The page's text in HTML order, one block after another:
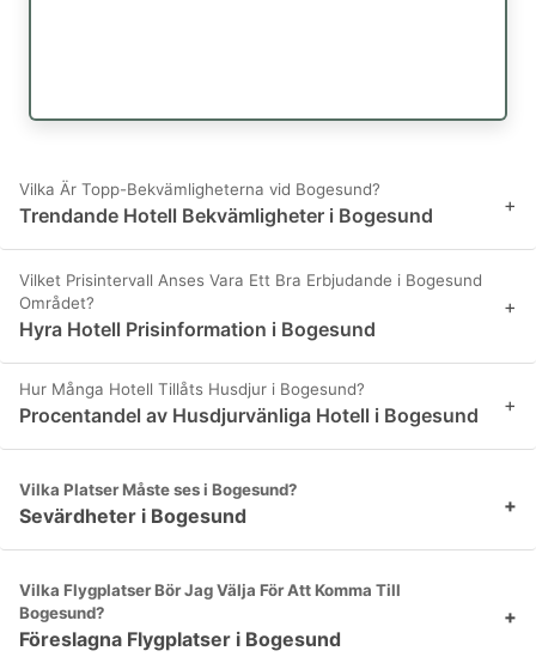
Vilka Är Topp-Bekvämligheterna vid Bogesund?
Trendande Hotell Bekvämligheter i Bogesund +
Vilket Prisintervall Anses Vara Ett Bra Erbjudande i Bogesund
Området?
Hyra Hotell Prisinformation i Bogesund
+
Hur Många Hotell Tillåts Husdjur i Bogesund?
Procentandel av Husdjurvänliga Hotell i Bogesund +
Vilka Platser Måste ses i Bogesund?
Sevärdheter i Bogesund +
Vilka Flygplatser Bör Jag Välja För Att Komma Till
Bogesund?
Föreslagna Flygplatser i Bogesund
+